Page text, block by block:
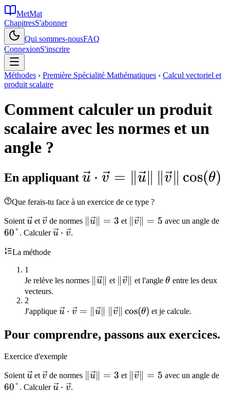
MetMat
ChapitresS'abonner
Qui sommes-nousFAQ
ConnexionS'inscrire
Méthodes › Première Spécialité Mathématiques › Calcul vectoriel et
produit scalaire
Comment calculer un produit
scalaire avec les normes et un
angle ?
En appliquant \vec{u}
\cdot
\vec{v} =
\|\vec{u}\|
\cos(\theta)
u ⋅ v = ∥u∥ ∥v∥ cos(θ)
Que ferais-tu face à un exercice de ce type ?
Soient \vec{u}
u et \vec{v}
v de normes
\|\vec{u}\|
u = 3 et
\|\vec{v}\|
v∥ = 5 avec un angle de
60° . Calculer\vec{u}
u ⋅ v.
La méthode
1
Je relève les normes
\|\vec{u}\|
u et \|\vec{v}\|
v et l'angle \theta
θ entre les deux
vecteurs.
2
J'applique \vec{u}
\vec{v} =
\,
\|\vec{v}\|
\cos(\theta)
u ⋅ v = ∥u v∥ cos(θ) et je calcule.
Pour comprendre, passons aux exercices.
Exercice d'exemple
Soient \vec{u}
u et \vec{v}
v de normes \|\vec{u}\|
∥u∥ = 3 et \|\vec{v}\|
∥v∥ = 5 avec un angle de
60° . Calculer\vec{u}
u ⋅ v.